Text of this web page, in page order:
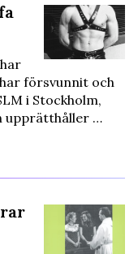
försvunnit och
i Stockholm,
upprätthåller …